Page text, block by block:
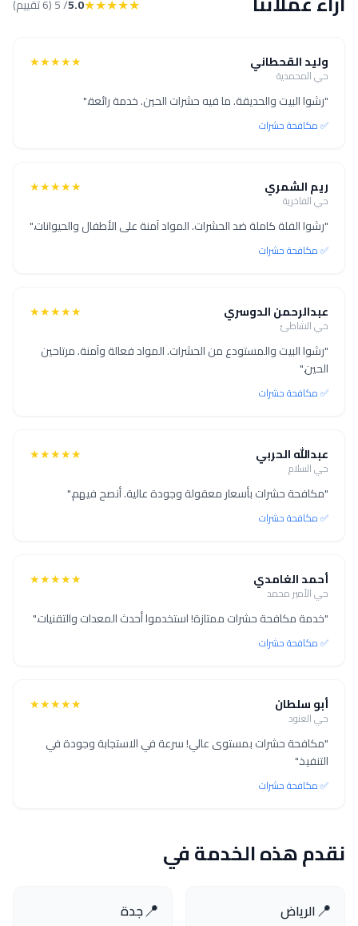
★★★★★
5.0/ 5 (6 تقييم)
وليد القحطاني
حي المحمدية
★★★★★
"رشوا البيت والحديقة. ما فيه حشرات الحين. خدمة رائعة."
✅ مكافحة حشرات
ريم الشمري
حي الفاخرية
★★★★★
"رشوا الفلة كاملة ضد الحشرات. المواد آمنة على الأطفال والحيوانات."
✅ مكافحة حشرات
عبدالرحمن الدوسري
حي الشاطئ
★★★★★
"رشوا البيت والمستودع من الحشرات. المواد فعالة وآمنة. مرتاحين
الحين."
✅ مكافحة حشرات
عبدالله الحربي
حي السلام
★★★★★
"مكافحة حشرات بأسعار معقولة وجودة عالية. أنصح فيهم."
✅ مكافحة حشرات
أحمد الغامدي
حي الأمير محمد
★★★★★
"خدمة مكافحة حشرات ممتازة! استخدموا أحدث المعدات والتقنيات."
✅ مكافحة حشرات
أبو سلطان
حي العنود
★★★★★
"مكافحة حشرات بمستوى عالي! سرعة في الاستجابة وجودة في
التنفيذ."
✅ مكافحة حشرات
نقدم هذه الخدمة في
📍الرياض 📍جدة